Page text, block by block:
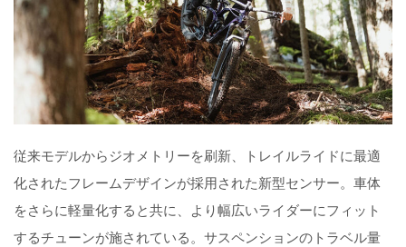
従来モデルからジオメトリーを刷新、トレイルライドに最適
化されたフレームデザインが採用された新型センサー。車体
をさらに軽量化すると共に、より幅広いライダーにフィット
するチューンが施されている。サスペンションのトラベル量